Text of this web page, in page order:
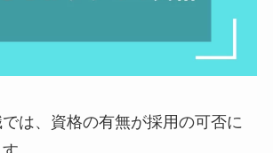
は、資格の有無が採用の可否に